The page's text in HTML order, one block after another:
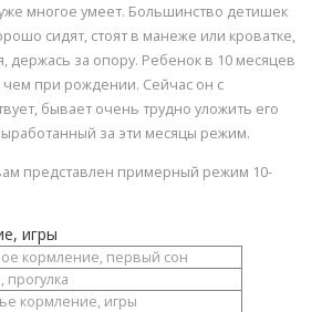
многое умеет. Большинство детишек
сидят, стоят в манеже или кроватке,
держась за опору. Ребенок в 10 месяцев
при рождении. Сейчас он с
бывает очень трудно уложить его
за эти месяцы режим.
представлен примерный режим 10-
игры
кормление, первый сон
прогулка
кормление, игры